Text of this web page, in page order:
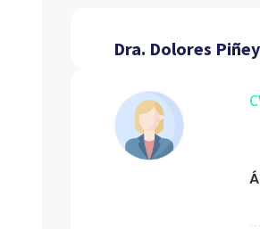
Dra. Dolores